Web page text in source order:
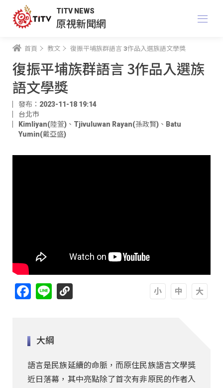
TITV NEWS
原視新聞網
首頁 教文 復振平埔族群語言 3作品入選族語文學獎
復振平埔族群語言 3作品入選族
語文學獎
發布：2023-11-18 19:14
台北市
Kimliyan(陸萱) 、 Tjivuluwan Rayan(孫政賢) 、 Batu
Yumin(戴亞盛)
Facebook
Line
大綱
語言是民族延續的命脈，而原住民族語言文學獎
近日落幕，其中亮點除了首次有非原民的作者入